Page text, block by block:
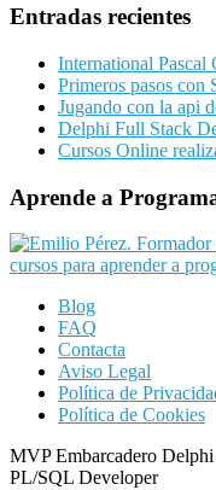
Entradas recientes
International Pascal
Primeros pasos con
Jugando con la api
Delphi Full Stack
Cursos Online
Aprende a
Blog
FAQ
Contacta
Aviso Legal
Política de
Política de Cookies
MVP Embarcadero
PL/SQL Developer